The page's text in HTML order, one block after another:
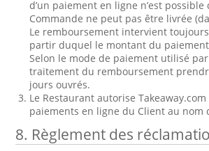
d’un paiement en ligne n’est possible
Commande ne peut pas être livrée
Le remboursement intervient
partir duquel le montant du
Selon le mode de paiement utilisé
traitement du remboursement
jours ouvrés.
Le Restaurant autorise
paiements en ligne du Client au nom
8. Règlement des